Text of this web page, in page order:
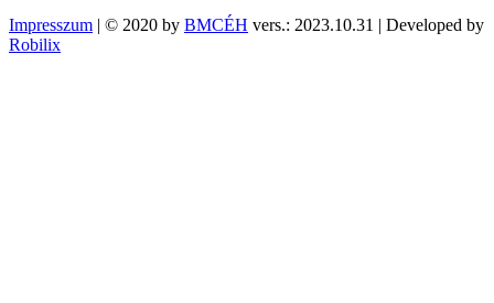
Impresszum | © 2020 by BMCÉH vers.: 2023.10.31 | Developed by
Robilix